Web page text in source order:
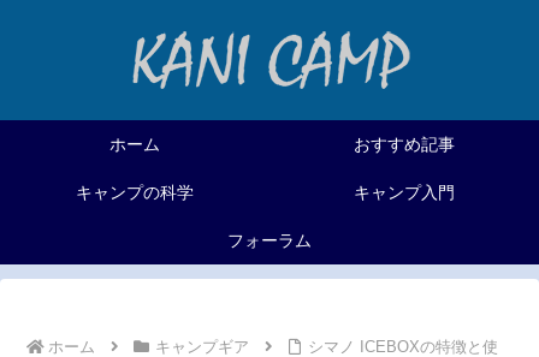
ホーム おすすめ記事
キャンプの科学 キャンプ入門
フォーラム
ホーム キャンプギア
シマノ ICEBOXの特徴と使